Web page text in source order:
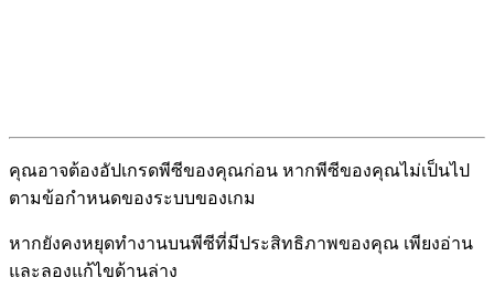
คุณอาจต้องอัปเกรดพีซีของคุณก่อน หากพีซีของคุณไม่เป็นไป
ตามข้อกำหนดของระบบของเกม
หากยังคงหยุดทำงานบนพีซีที่มีประสิทธิภาพของคุณ เพียงอ่าน
และลองแก้ไขด้านล่าง